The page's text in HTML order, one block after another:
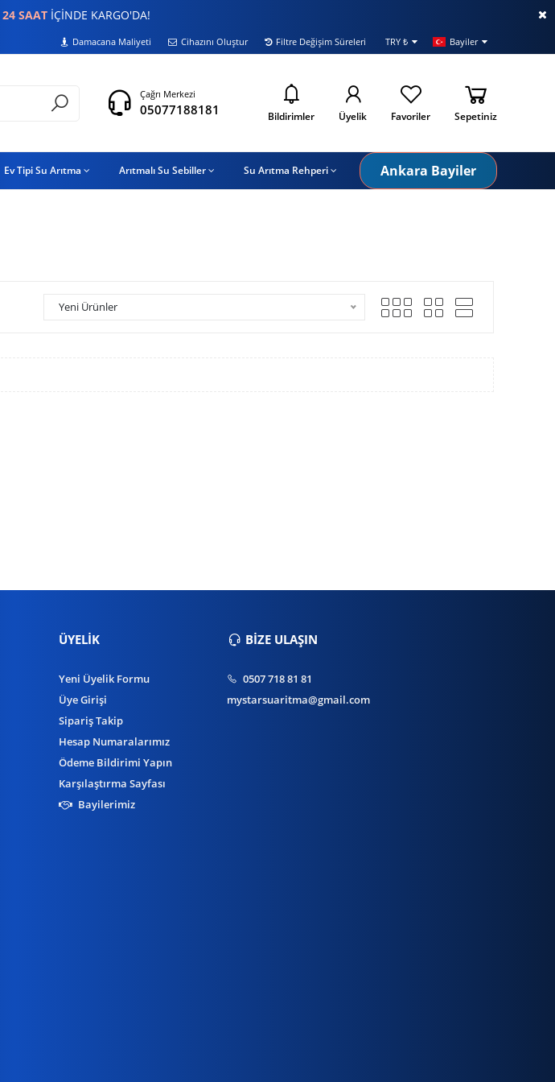
24 SAATİÇİNDE KARGO'DA!
Damacana Maliyeti Cihazını Oluştur Filtre Değişim Süreleri TRY ₺ Bayiler
Çağrı Merkezi
05077188181 Bildirimler Üyelik Favoriler Sepetiniz
Ev Tipi Su Arıtma Arıtmalı Su Sebiller Su Arıtma Rehperi Ankara Bayiler
Yeni Ürünler
ÜYELİK
Yeni Üyelik Formu
Üye Girişi
Sipariş Takip
Hesap Numaralarımız
Ödeme Bildirimi Yapın
Karşılaştırma Sayfası
Bayilerimiz
BİZE ULAŞIN
0507 718 81 81
mystarsuaritma@gmail.com